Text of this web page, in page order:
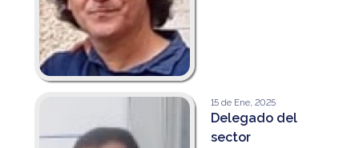
15 de Ene, 2025
Delegado del
sector